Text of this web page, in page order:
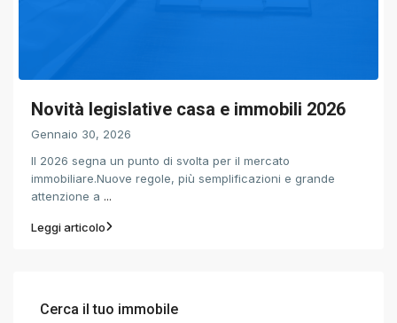
Novità legislative casa e immobili 2026
Gennaio 30, 2026
Il 2026 segna un punto di svolta per il mercato
immobiliare.Nuove regole, più semplificazioni e grande
attenzione a ...
Leggi articolo
Cerca il tuo immobile